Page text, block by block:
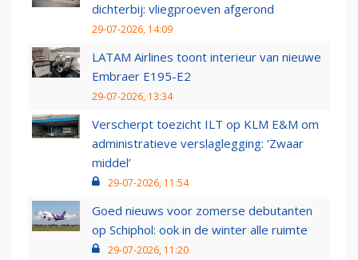
dichterbij: vliegproeven afgerond
29-07-2026, 14:09
LATAM Airlines toont interieur van nieuwe
Embraer E195-E2
29-07-2026, 13:34
Verscherpt toezicht ILT op KLM E&M om
administratieve verslaglegging: ‘Zwaar
middel’
29-07-2026, 11:54
Goed nieuws voor zomerse debutanten
op Schiphol: ook in de winter alle ruimte
29-07-2026, 11:20